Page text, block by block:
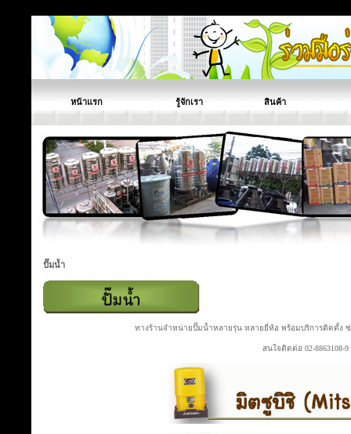
หน้าแรก รู้จักเรา สินค้า
ปั๊มน้ำ
ทางร้านจำหน่ายปั๊มน้ำหลายรุ่น หลายยี่ห้อ พร้อมบริการติดตั้ง
สนใจติดต่อ 02-8863108-9